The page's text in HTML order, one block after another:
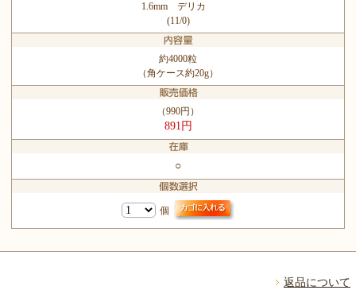
1.6mm デリカ
(11/0)
約4000粒
（角ケース約20g）
（990円）
891円
○
個
返品について